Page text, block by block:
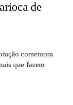
de
comemora
que fazem